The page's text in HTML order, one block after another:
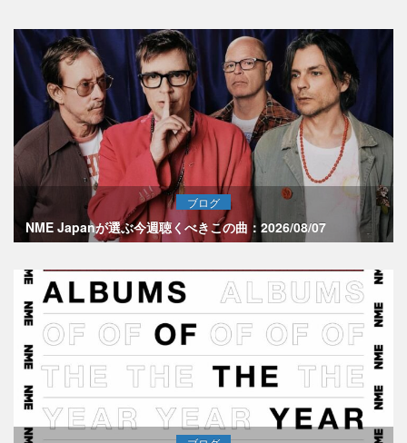
ブログ
NME Japanが選ぶ今週聴くべきこの曲：2026/08/07